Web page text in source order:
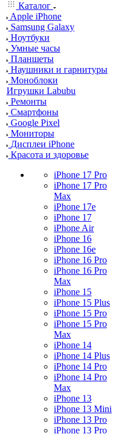
Каталог
Apple iPhone
Samsung Galaxy
Ноутбуки
Умные часы
Планшеты
Наушники и гарнитуры
Моноблоки
Игрушки Labubu
Ремонты
Смартфоны
Google Pixel
Мониторы
Дисплеи iPhone
Красота и здоровье
iPhone 17 Pro
iPhone 17 Pro
Max
iPhone 17e
iPhone 17
iPhone Air
iPhone 16
iPhone 16e
iPhone 16 Pro
iPhone 16 Pro
Max
iPhone 15
iPhone 15 Plus
iPhone 15 Pro
iPhone 15 Pro
Max
iPhone 14
iPhone 14 Plus
iPhone 14 Pro
iPhone 14 Pro
Max
iPhone 13
iPhone 13 Mini
iPhone 13 Pro
iPhone 13 Pro